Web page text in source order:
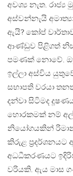
අවශ්‍ය නැත. රාජ්‍ය
අස්වන්නැයි
ඇයි? කෝප්
ආණ්ඩුව පිළිගත්
පමණක් නොවේ.
ඉල්ලා අස්විය
සභාපති වරයා
දන්වා සිටිමද
හොරකමක් නම්
නියෝගයකින්
කිරුළ ප‍්‍රදර්ශනයට
අධධීකරණයට
වරියකි. ඇය මාස